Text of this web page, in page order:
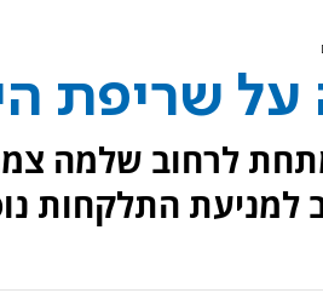
שריפת
לרחוב שלמה
למניעת התלקחות